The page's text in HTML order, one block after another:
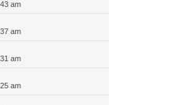
am
am
am
am